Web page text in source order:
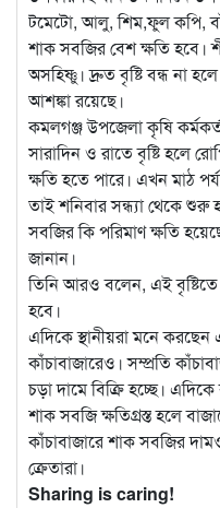
টমেটো, আলু, শিম,ফুল কপি,
শাক সবজির বেশ ক্ষতি হবে।
অসহিষ্ণু। দ্রুত বৃষ্টি বন্ধ না
আশঙ্কা রয়েছে।
কমলগঞ্জ উপজেলা কৃষি
সারাদিন ও রাতে বৃষ্টি হলে
ক্ষতি হতে পারে। এখন মাঠ
তাই শনিবার সন্ধ্যা থেকে শুরু
সবজির কি পরিমাণ ক্ষতি
জানান।
তিনি আরও বলেন, এই
হবে।
এদিকে স্থানীয়রা মনে করছেন
কাঁচাবাজারেও। সম্প্রতি
চড়া দামে বিক্রি হচ্ছে।
শাক সবজি ক্ষতিগ্রস্ত হলে
কাঁচাবাজারে শাক সবজির
ক্রেতারা।
Sharing is caring!